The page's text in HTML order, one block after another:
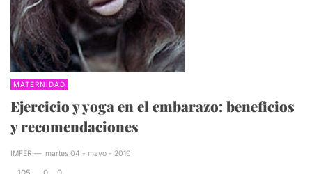
MATERNIDAD
Ejercicio y yoga en el embarazo: beneficios
y recomendaciones
IMFER — martes 04 - mayo - 2010